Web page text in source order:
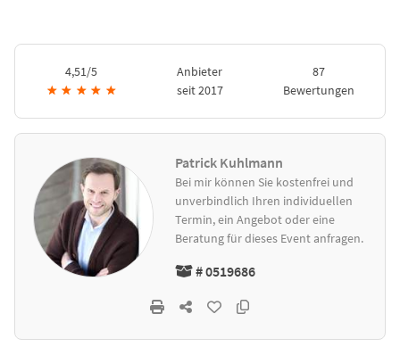
4,51/5
★ ★ ★ ★ ★
Anbieter
seit 2017
87
Bewertungen
Patrick Kuhlmann
Bei mir können Sie kostenfrei und
unverbindlich Ihren individuellen
Termin, ein Angebot oder eine
Beratung für dieses Event anfragen.
# 0519686